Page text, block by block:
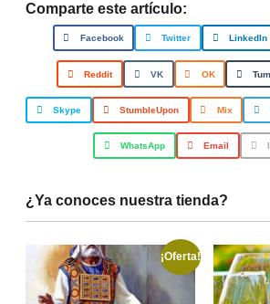
Comparte este artículo:
Facebook Twitter LinkedIn
Reddit VK OK
Skype StumbleUpon Mix
WhatsApp Email
¿Ya conoces nuestra tienda?
¡Oferta!